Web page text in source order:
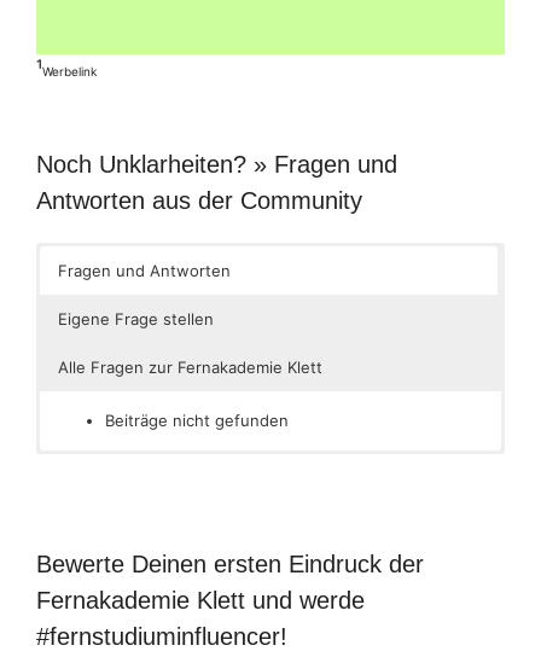
¹Werbelink
Noch Unklarheiten? » Fragen und
Antworten aus der Community
Fragen und Antworten
Eigene Frage stellen
Alle Fragen zur Fernakademie Klett
Beiträge nicht gefunden
Bewerte Deinen ersten Eindruck der
Fernakademie Klett und werde
#fernstudiuminfluencer!